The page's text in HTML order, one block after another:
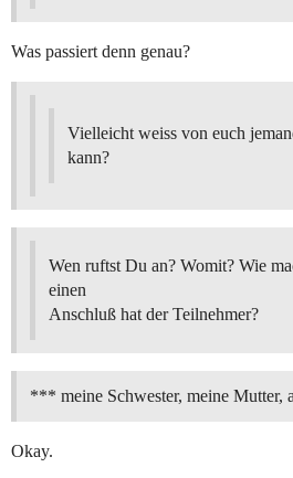
Was passiert denn genau?
Vielleicht weiss von euch
kann?
Wen ruftst Du an? Womit? Wie
einen
Anschluß hat der Teilnehmer?
*** meine Schwester, meine Mutter,
Okay.